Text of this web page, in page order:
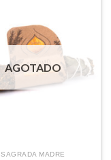
AGOTADO
SAGRADA MADRE